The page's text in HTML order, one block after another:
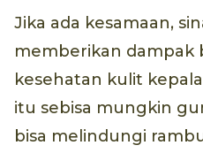
Jika ada kesamaan,
memberikan dampak
kesehatan kulit
itu sebisa mungkin
bisa melindungi